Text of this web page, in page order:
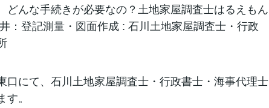
どんな手続きが必要なの？土地家屋調査士はるえもん
：登記測量・図面作成 : 石川土地家屋調査士・行政
口にて、石川土地家屋調査士・行政書士・海事代理士
。